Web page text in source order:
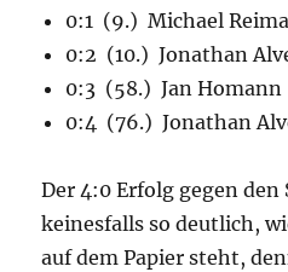
0:1 (9.) Michael
0:2 (10.) Jonathan
0:3 (58.) Jan Homann
0:4 (76.) Jonathan
Der 4:0 Erfolg gegen den
keinesfalls so deutlich,
auf dem Papier steht,